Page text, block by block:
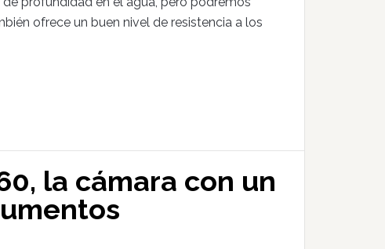
ofrece un buen nivel de resistencia a los
la cámara con un